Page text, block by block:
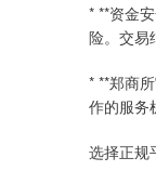
* **资金
险。交易
* **郑商
作的服务
选择正规